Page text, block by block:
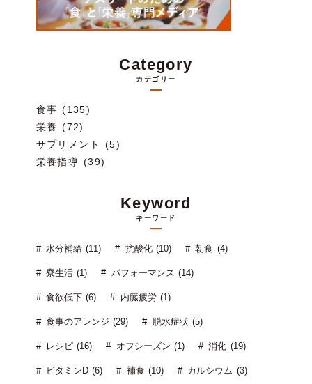
Category
カテゴリー
食事 (135)
栄養 (72)
サプリメント (5)
栄養指導 (39)
Keyword
キーワード
水分補給 (11) 抗酸化 (10) 朝食 (4)
寮生活 (1) パフォーマンス (14)
食欲低下 (6) 内臓疲労 (1)
食事のアレンジ (29) 脱水症状 (5)
レシピ (16) オフシーズン (1) 消化 (19)
ビタミンD (6) 補食 (10) カルシウム (3)